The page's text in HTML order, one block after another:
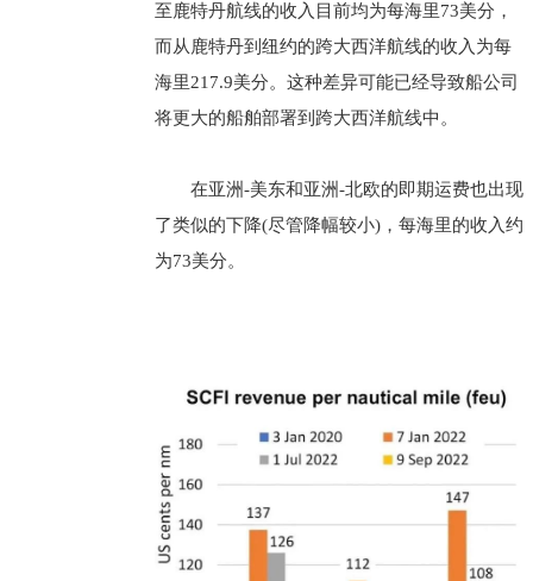
至鹿特丹航线的收入目前均为每海里73美分，
而从鹿特丹到纽约的跨大西洋航线的收入为每
海里217.9美分。这种差异可能已经导致船公司
将更大的船舶部署到跨大西洋航线中。
在亚洲-美东和亚洲-北欧的即期运费也出现
了类似的下降(尽管降幅较小)，每海里的收入约
为73美分。